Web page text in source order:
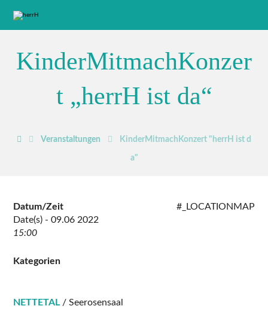
KinderMitmachKonzer
t „herrH ist da“
Veranstaltungen KinderMitmachKonzert "herrH ist d
a"
#_LOCATIONMAP
Datum/Zeit
Date(s) - 09.06 2022
15:00
Kategorien
NETTETAL / Seerosensaal